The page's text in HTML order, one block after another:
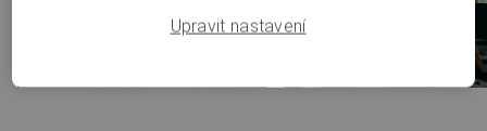
Upravit nastavení